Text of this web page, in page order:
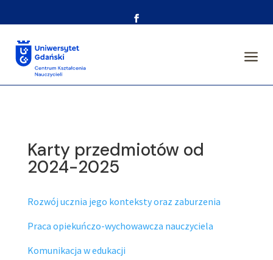
a
Karty przedmiotów od
2024-2025
Rozwój ucznia jego konteksty oraz zaburzenia
Praca opiekuńczo-wychowawcza nauczyciela
Komunikacja w edukacji